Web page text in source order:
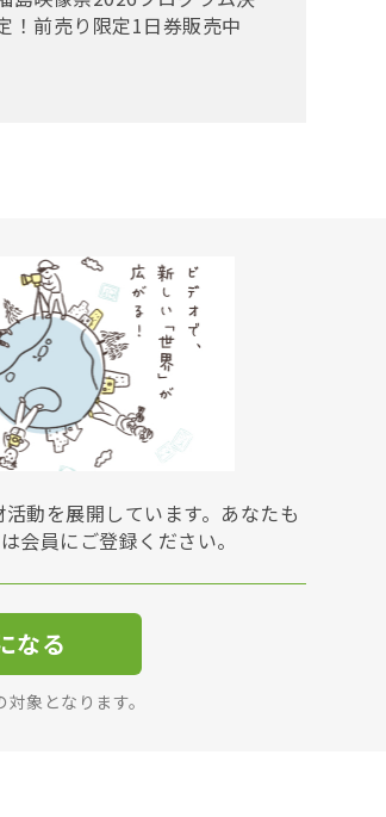
！前売り限定1日券販売中
動を展開しています。あなたも
会員にご登録ください。
なる
象となります。